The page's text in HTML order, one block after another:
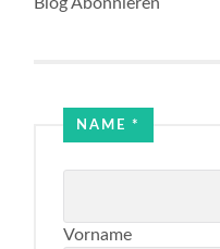
NAME*
Vorname